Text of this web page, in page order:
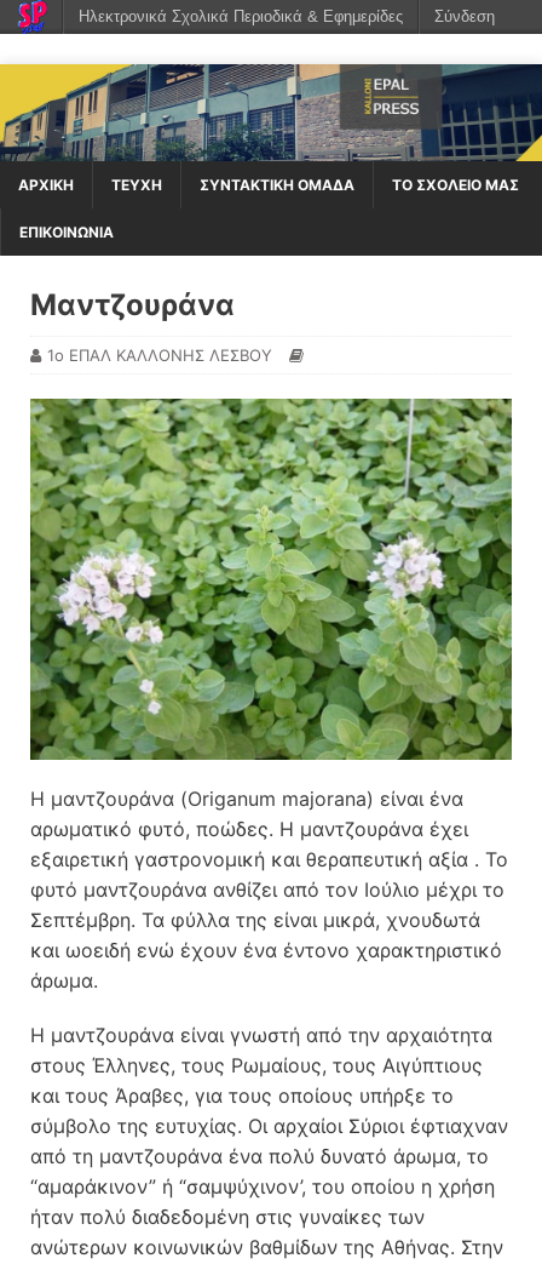
ΑΡΧΙΚΉ ΤΕΥΧΗ ΣΥΝΤΑΚΤΙΚΗ ΟΜΑΔΑ ΤΟ ΣΧΟΛΕΙΟ ΜΑΣ
ΕΠΙΚΟΙΝΩΝΙΑ
Μαντζουράνα
1ο ΕΠΑΛ ΚΑΛΛΟΝΗΣ ΛΕΣΒΟΥ
Η μαντζουράνα (Origanum majorana) είναι ένα
αρωματικό φυτό, ποώδες. Η μαντζουράνα έχει
εξαιρετική γαστρονομική και θεραπευτική αξία . Το
φυτό μαντζουράνα ανθίζει από τον Ιούλιο μέχρι το
Σεπτέμβρη. Τα φύλλα της είναι μικρά, χνουδωτά
και ωοειδή ενώ έχουν ένα έντονο χαρακτηριστικό
άρωμα.
Η μαντζουράνα είναι γνωστή από την αρχαιότητα
στους Έλληνες, τους Ρωμαίους, τους Αιγύπτιους
και τους Άραβες, για τους οποίους υπήρξε το
σύμβολο της ευτυχίας. Οι αρχαίοι Σύριοι έφτιαχναν
από τη μαντζουράνα ένα πολύ δυνατό άρωμα, το
“αμαράκινον” ή “σαμψύχινον’, του οποίου η χρήση
ήταν πολύ διαδεδομένη στις γυναίκες των
ανώτερων κοινωνικών βαθμίδων της Αθήνας. Στην
Ηλεκτρονικά Σχολικά Περιοδικά & Εφημερίδες Σύνδεση